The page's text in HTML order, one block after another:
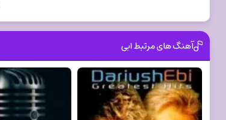
آهنگ های مرتبط ابی